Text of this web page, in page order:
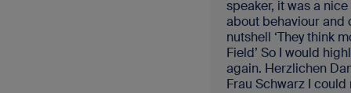
speaker, it was a
about behaviour and
nutshell ‘They think
Field’ So I would
again. Herzlichen
Frau Schwarz I